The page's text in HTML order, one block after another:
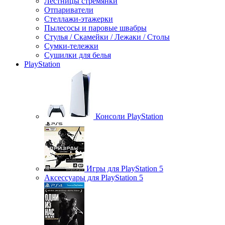
Отпариватели
Стеллажи-этажерки
Пылесосы и паровые швабры
Стулья / Скамейки / Лежаки / Столы
Сумки-тележки
Сушилки для белья
PlayStation
Консоли PlayStation
Игры для PlayStation 5
Аксессуары для PlayStation 5